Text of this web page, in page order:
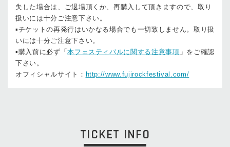
失した場合は、ご退場頂くか、再購入して頂きますので、取り
扱いには十分ご注意下さい。
▪チケットの再発行はいかなる場合でも一切致しません。取り扱
いには十分ご注意下さい。
▪購入前に必ず「本フェスティバルに関する注意事項 」をご確認
下さい。
オフィシャルサイト： http://www.fujirockfestival.com/
TICKET INFO